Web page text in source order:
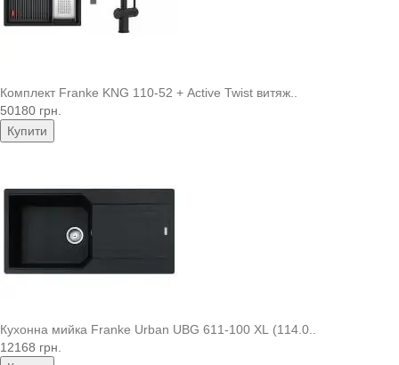
Комплект Franke KNG 110-52 + Active Twist витяж..
50180 грн.
Купити
Кухонна мийка Franke Urban UBG 611-100 XL (114.0..
12168 грн.